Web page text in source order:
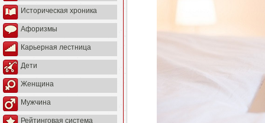
Историческая хроника
Афоризмы
Карьерная лестница
Дети
Женщина
Мужчина
Рейтинговая система